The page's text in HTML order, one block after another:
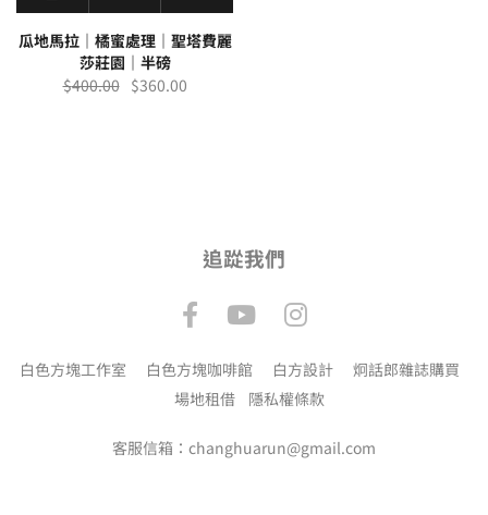
瓜地馬拉｜橘蜜處理｜聖塔費麗
莎莊園｜半磅
$400.00 $360.00
追踨我們
白色方塊工作室 白色方塊咖啡館白方設計 炯話郎雜誌購買
場地租借隱私權條款
客服信箱：changhuarun@gmail.com